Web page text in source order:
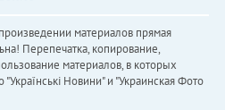
материалов прямая
Перепечатка, копирование,
материалов, в которых
"Українськi Новини" и "Украинская Фото